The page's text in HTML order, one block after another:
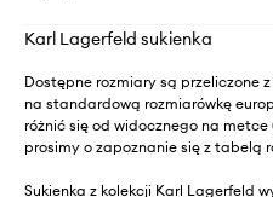
Karl Lagerfeld sukienka
Dostępne rozmiary są przeliczone
na standardową rozmiarówkę
różnić się od widocznego na metce
prosimy o zapoznanie się z tabelą
Sukienka z kolekcji Karl Lagerfeld